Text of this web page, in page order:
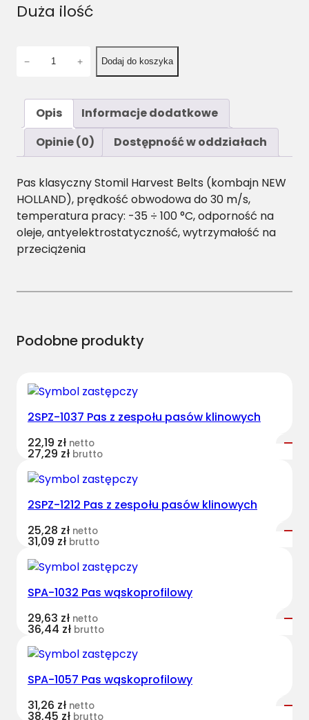
Duża ilość
/
-
1
8
7
4
a
− + Dodaj do koszyka
Opis
Informacje dodatkowe
Opinie (0)
Dostępność w oddziałach
Pas klasyczny Stomil Harvest Belts (kombajn NEW
HOLLAND), prędkość obwodowa do 30 m/s,
temperatura pracy: -35 ÷ 100 °C, odporność na
oleje, antyelektrostatyczność, wytrzymałość na
przeciążenia
Podobne produkty
2SPZ-1037 Pas z zespołu pasów klinowych
22,19 zł netto
27,29 zł brutto
2SPZ-1212 Pas z zespołu pasów klinowych
25,28 zł netto
31,09 zł brutto
SPA-1032 Pas wąskoprofilowy
29,63 zł netto
36,44 zł brutto
SPA-1057 Pas wąskoprofilowy
31,26 zł netto
38,45 zł brutto